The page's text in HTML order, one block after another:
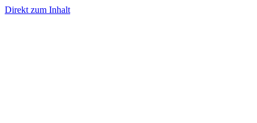
Direkt zum Inhalt